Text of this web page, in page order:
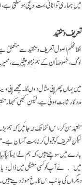
میں ہماری توانائی بہت اونچی ہوسکتی
تعریف و تنقید
اگلا محکم اصول تعریف و تنقید سے
لوگ، خصوصاً ان کے ہم نژاد چچیرے،
میں یہاں پھر اپنی مثال دوں گا۔ مجھے
مددگار ثابت ہوئی ہے، لیکن کبھی کبھار
تنقید سن کر، اس انتہا تک نہ جائیں کہ
لیکن تعریف کو قبول کرنا بہت آسان
بارے میں سوچتے ہیں، کہ ہم نے ایسا کیا
میں نے آپ کو کسی مشکل میں ڈال دیا،
دیگراں کی جانب اس کا رخ موڑ دیتے